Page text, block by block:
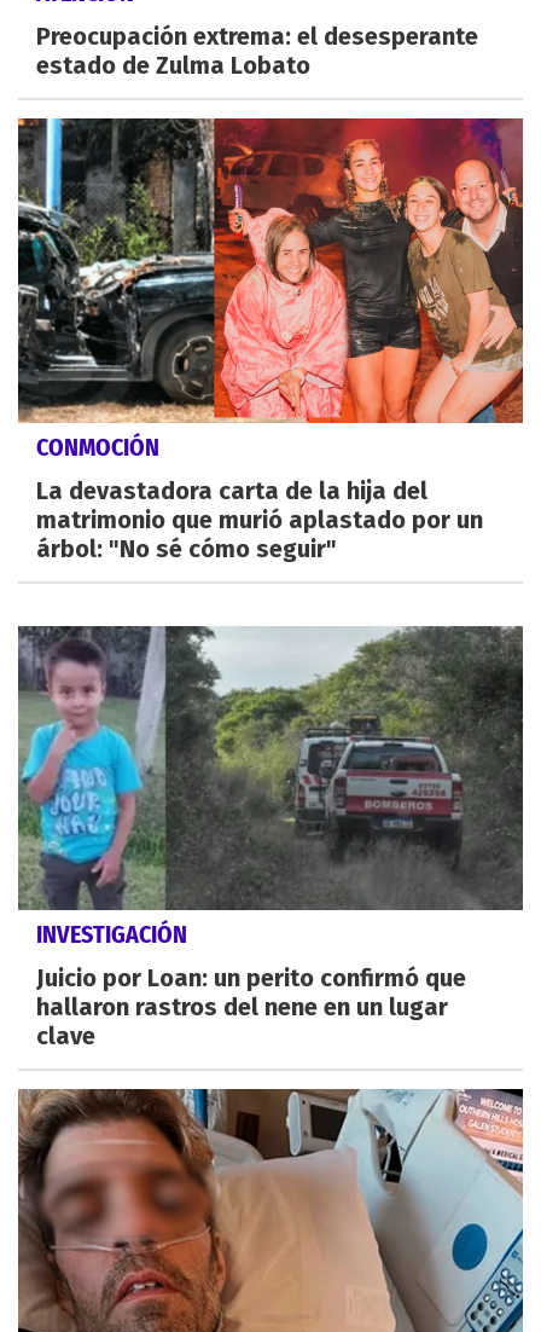
Preocupación extrema: el desesperante
estado de Zulma Lobato
CONMOCIÓN
La devastadora carta de la hija del
matrimonio que murió aplastado por un
árbol: "No sé cómo seguir"
INVESTIGACIÓN
Juicio por Loan: un perito confirmó que
hallaron rastros del nene en un lugar
clave